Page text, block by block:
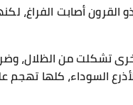
القرون أصابت الفراغ،
تشكلت من الظلال،
السوداء، كلها تهجم